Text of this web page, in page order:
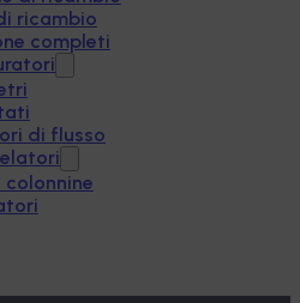
ricambio
completi
di flusso
colonnine